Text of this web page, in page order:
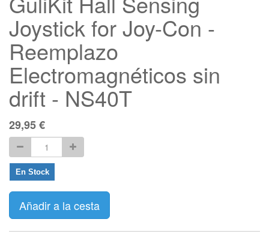
Joystick for Joy-Con -
Reemplazo
Electromagnéticos sin
drift - NS40T
29,95€
En Stock
Añadir a la cesta